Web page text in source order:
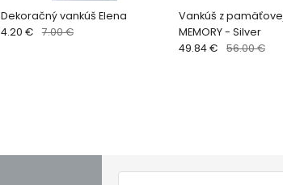
Dekoračný vankúš Elena
4.20 € 7.00 €
Vankúš z
MEMORY - Silver
49.84 € 56.00 €